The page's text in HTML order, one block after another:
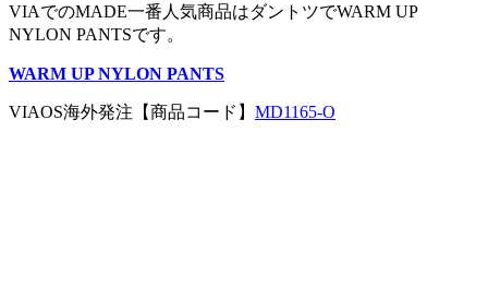
VIAでのMADE一番人気商品はダントツでWARM UP
NYLON PANTSです。
WARM UP NYLON PANTS
VIAOS海外発注【商品コード】 MD1165-O